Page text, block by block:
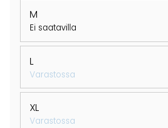
M
Ei saatavilla
L
Varastossa
XL
Varastossa